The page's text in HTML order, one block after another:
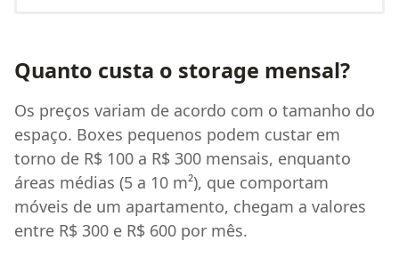
Quanto custa o storage mensal?
Os preços variam de acordo com o tamanho do
espaço. Boxes pequenos podem custar em
torno de R$ 100 a R$ 300 mensais, enquanto
áreas médias (5 a 10 m²), que comportam
móveis de um apartamento, chegam a valores
entre R$ 300 e R$ 600 por mês.